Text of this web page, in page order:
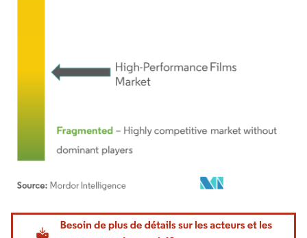
Image © Mordor Intelligence. La réutilisation nécessite une attribution sous CC BY